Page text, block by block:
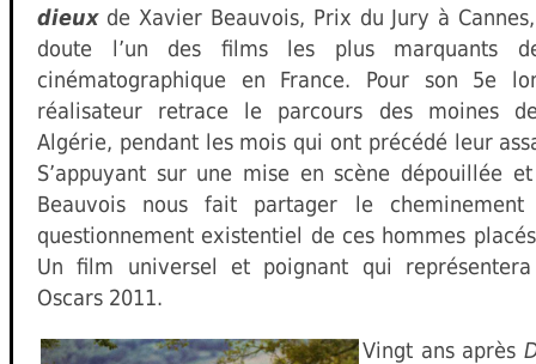
dieuxde Xavier Beauvois, Prix du Jury à
doute l’un des films les plus marquants
cinématographique en France. Pour son 5e
réalisateur retrace le parcours des moines
Algérie, pendant les mois qui ont précédé leur
S’appuyant sur une mise en scène dépouillée
Beauvois nous fait partager le
questionnement existentiel de ces hommes
Un film universel et poignant qui
Oscars 2011.
Vingt ans après